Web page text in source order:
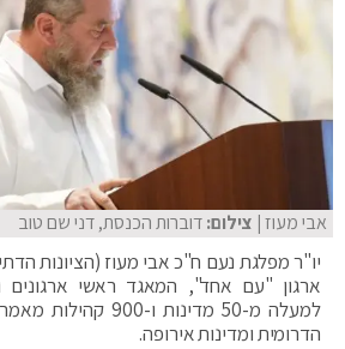
אבי מעוז| צילום:דוברות הכנסת, דני שם טוב
יו"ר מפלגת נעם ח"כ אבי מעוז (הציונות
ארגון "עם אחד", המאגד ראשי ארגונים
למעלה מ-50 מדינות ו-
הדרומית ומדינות אירופה.